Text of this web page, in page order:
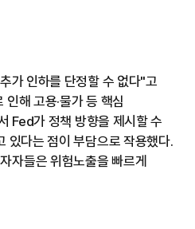
가 인하를 단정할 수 없다"고
해 고용·물가 등 핵심
Fed가 정책 방향을 제시할 수
있다는 점이 부담으로 작용했다.
자들은 위험노출을 빠르게